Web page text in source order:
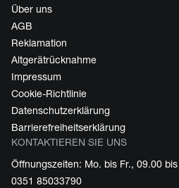
Über uns
AGB
Reklamation
Altgerätrücknahme
Impressum
Cookie-Richtlinie
Datenschutzerklärung
Barrierefreiheitserklärung
KONTAKTIEREN SIE UNS
Öffnungszeiten: Mo. bis Fr., 09.00
0351 85033790